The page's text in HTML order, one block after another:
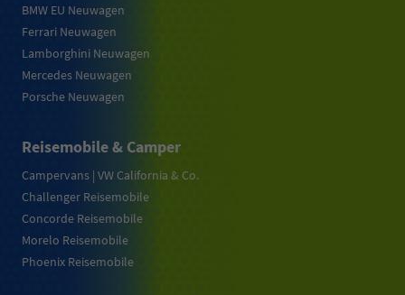
BMW EU Neuwagen
Ferrari Neuwagen
Lamborghini Neuwagen
Mercedes Neuwagen
Porsche Neuwagen
Reisemobile & Camper
Campervans | VW California & Co.
Challenger Reisemobile
Concorde Reisemobile
Morelo Reisemobile
Phoenix Reisemobile